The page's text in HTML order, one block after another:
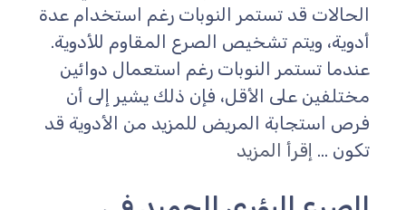
الحالات قد تستمر النوبات رغم استخدام عدة
أدوية، ويتم تشخيص الصرع المقاوم للأدوية.
عندما تستمر النوبات رغم استعمال دوائين
مختلفين على الأقل، فإن ذلك يشير إلى أن
فرص استجابة المريض للمزيد من الأدوية قد
تكون ... إقرأ المزيد